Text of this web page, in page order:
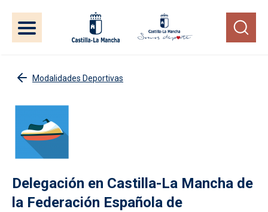
Modalidades Deportivas
Delegación en Castilla-La Mancha de
la Federación Española de